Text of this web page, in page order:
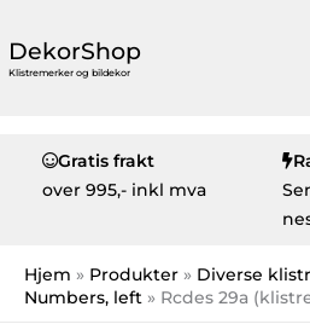
DekorShop
Klistremerker og bildekor
Gratis frakt
over 995,- inkl mva
Hjem Produkter Diverse
Numbers, left
Rcdes 29a